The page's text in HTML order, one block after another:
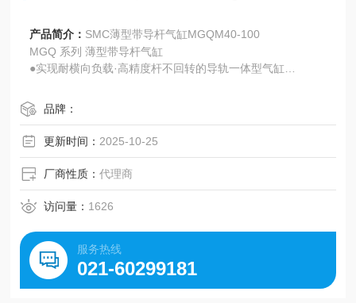
产品简介： SMC薄型带导杆气缸MGQM40-100
MGQ 系列 薄型带导杆气缸
●实现耐横向负载·高精度杆不回转的导轨一体型气缸
品牌：
更新时间： 2025-10-25
厂商性质：代理商
访问量： 1626
服务热线
021-60299181